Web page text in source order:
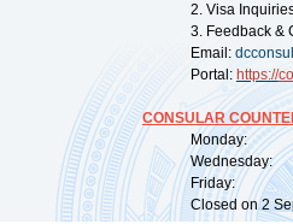
2. Visa
3. Feedback &
Email:
Portal: https://
CONSULAR
Monday:
Wednesday:
Friday:
Closed on 2